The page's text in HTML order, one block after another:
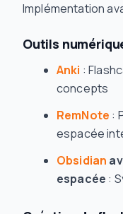
Implémentation
Outils
Anki :
concepts
RemNote :
espacée
Obsidian
espacée :